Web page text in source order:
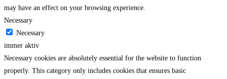
may have an effect on your browsing experience.
Necessary
Necessary
immer aktiv
Necessary cookies are absolutely essential for the website to function
properly. This category only includes cookies that ensures basic